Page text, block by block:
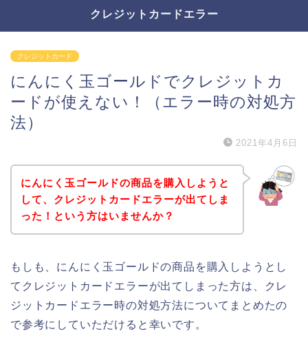
クレジットカードエラー
クレジットカード
にんにく玉ゴールドでクレジットカ
ードが使えない！（エラー時の対処方
法）
2021年4月6日
にんにく玉ゴールドの商品を購入しようと
して、クレジットカードエラーが出てしま
った！という方はいませんか？
もしも、にんにく玉ゴールドの商品を購入しようとし
てクレジットカードエラーが出てしまった方は、クレ
ジットカードエラー時の対処方法についてまとめたの
で参考にしていただけると幸いです。